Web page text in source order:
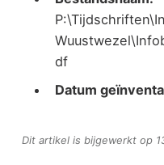
df
Datum
Dit artikel is bijgewerkt op